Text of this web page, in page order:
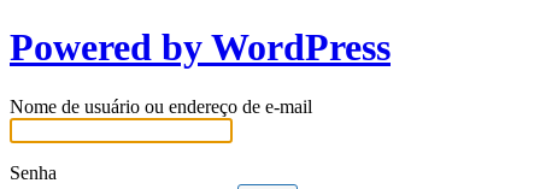
Powered by WordPress
Nome de usuário ou endereço de e-mail
Senha